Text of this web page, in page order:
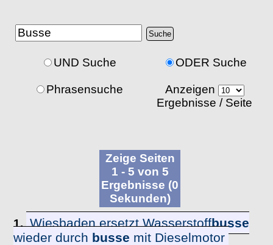
UND Suche
Phrasensuche
ODER Suche
Anzeigen
Ergebnisse / Seite
Zeige Seiten
1 - 5 von 5
Ergebnisse (0
Sekunden)
1. Wiesbaden ersetzt Wasserstoffbusse
wieder durch busse mit Dieselmotor